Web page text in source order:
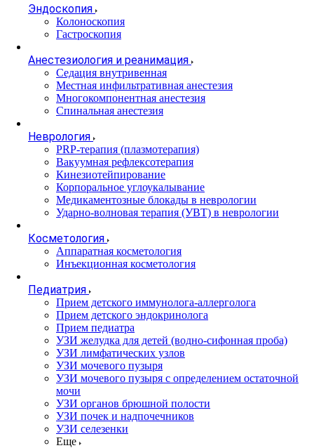
Эндоскопия
Колоноскопия
Гастроскопия
Анестезиология и реанимация
Cедация внутривенная
Местная инфильтративная анестезия
Многокомпонентная анестезия
Спинальная анестезия
Неврология
PRP-терапия (плазмотерапия)
Вакуумная рефлексотерапия
Кинезиотейпирование
Корпоральное углоукалывание
Медикаментозные блокады в неврологии
Ударно-волновая терапия (УВТ) в неврологии
Косметология
Аппаратная косметология
Инъекционная косметология
Педиатрия
Прием детского иммунолога-аллерголога
Прием детского эндокринолога
Прием педиатра
УЗИ желудка для детей (водно-сифонная проба)
УЗИ лимфатических узлов
УЗИ мочевого пузыря
УЗИ мочевого пузыря с определением остаточной
мочи
УЗИ органов брюшной полости
УЗИ почек и надпочечников
УЗИ селезенки
Еще